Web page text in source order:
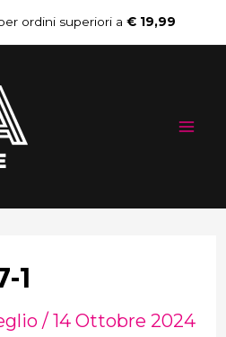
ordini superiori a € 19,99
1
/ 14 Ottobre 2024